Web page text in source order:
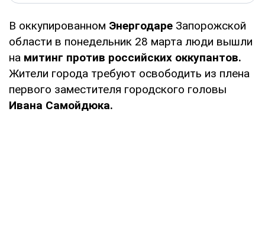
В оккупированном Энергодаре Запорожской
области в понедельник 28 марта люди вышли
на митинг против российских оккупантов.
Жители города требуют освободить из плена
первого заместителя городского головы
Ивана Самойдюка.